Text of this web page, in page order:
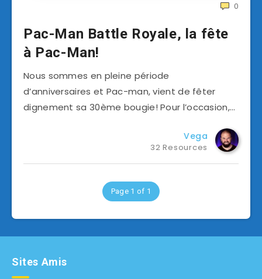
0
Pac-Man Battle Royale, la fête
à Pac-Man!
Nous sommes en pleine période
d’anniversaires et Pac-man, vient de fêter
dignement sa 30ème bougie! Pour l’occasion,…
Vega
32 Resources
Page 1 of 1
Sites Amis